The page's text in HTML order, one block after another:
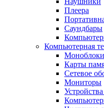
Плеера
Саундбары
Компьютерная
Моноблоки
Карты
Сетевое
Мониторы